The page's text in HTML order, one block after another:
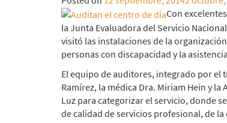
Con
la Junta Evaluadora del Servicio
visitó las instalaciones de la
personas con discapacidad y la
El equipo de auditores, integrado por el
Ramírez, la médica Dra. Miriam Hein y
Luz para categorizar el servicio, donde
de calidad de servicios profesional, de